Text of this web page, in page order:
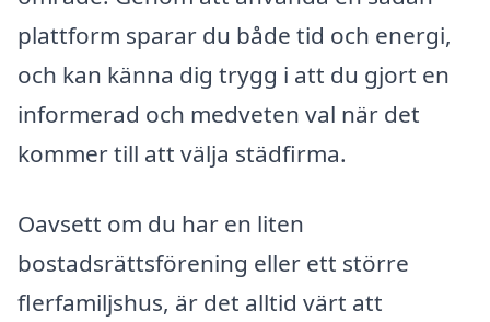
plattform sparar du både tid och energi,
och kan känna dig trygg i att du gjort en
informerad och medveten val när det
kommer till att välja städfirma.
Oavsett om du har en liten
bostadsrättsförening eller ett större
flerfamiljshus, är det alltid värt att